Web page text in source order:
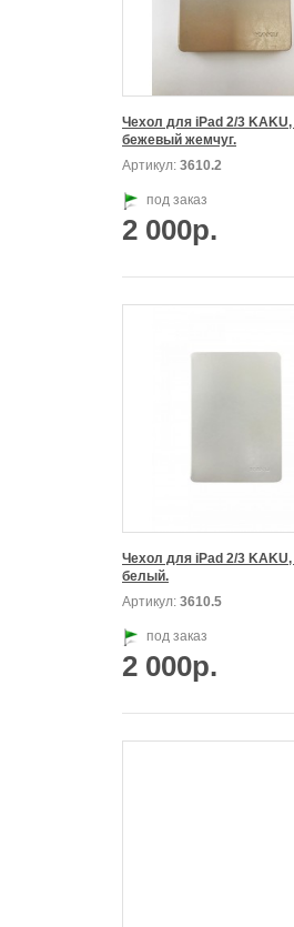
Чехол для iPad 2/3 KAKU,
бежевый жемчуг.
Артикул: 3610.2
под заказ
2 000р.
Чехол для iPad 2/3 KAKU,
белый.
Артикул: 3610.5
под заказ
2 000р.